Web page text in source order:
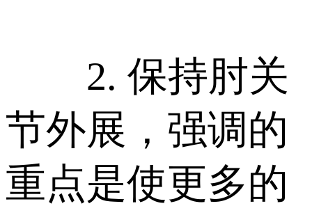
2. 保持肘关
节外展，强调的
重点是使更多的